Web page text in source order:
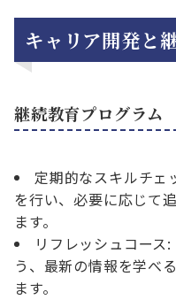
キャリア開発と
継続教育プログラム
定期的なスキルチェ
を行い、必要に応じて
ます。
リフレッシュコース
う、最新の情報を学べ
ます。